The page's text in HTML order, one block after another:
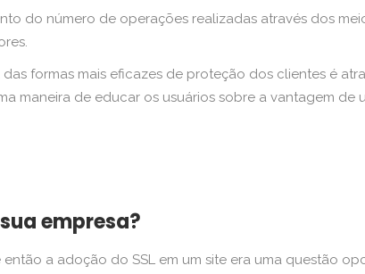
do número de operações realizadas através dos
formas mais eficazes de proteção dos clientes é
maneira de educar os usuários sobre a vantagem de
empresa?
a adoção do SSL em um site era uma questão